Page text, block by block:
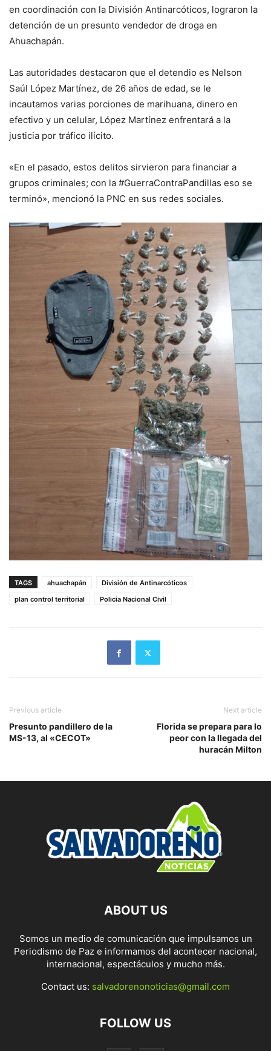
en coordinación con la División Antinarcóticos, lograron la
detención de un presunto vendedor de droga en
Ahuachapán.
Las autoridades destacaron que el detendio es Nelson
Saúl López Martínez, de 26 años de edad, se le
incautamos varias porciones de marihuana, dinero en
efectivo y un celular, López Martínez enfrentará a la
justicia por tráfico ilícito.
«En el pasado, estos delitos sirvieron para financiar a
grupos criminales; con la #GuerraContraPandillas eso se
terminó», mencionó la PNC en sus redes sociales.
TAGS ahuachapán
División de Antinarcóticos
plan control territorial
Policia Nacional Civil
Previous article
Presunto pandillero de la
MS-13, al «CECOT»
Next article
Florida se prepara para lo
peor con la llegada del
huracán Milton
ABOUT US
Somos un medio de comunicación que impulsamos un
Periodismo de Paz e informamos del acontecer nacional,
internacional, espectáculos y mucho más.
Contact us: salvadorenonoticias@gmail.com
FOLLOW US